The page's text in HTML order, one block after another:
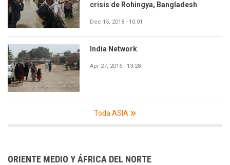
crisis de Rohingya, Bangladesh
Dec 15, 2018 - 10:01
India Network
Apr 27, 2016 - 13:28
Toda ASIA
ORIENTE MEDIO Y ÁFRICA DEL NORTE